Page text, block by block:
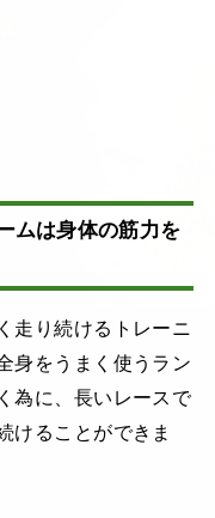
ムは身体の筋力を
走り続けるトレーニ
身をうまく使うラン
為に、長いレースで
けることができま